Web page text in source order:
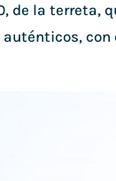
de la terreta,
auténticos, con